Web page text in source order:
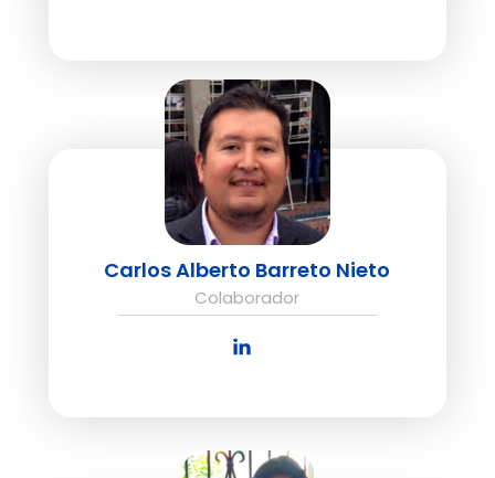
Carlos Alberto Barreto Nieto
Colaborador